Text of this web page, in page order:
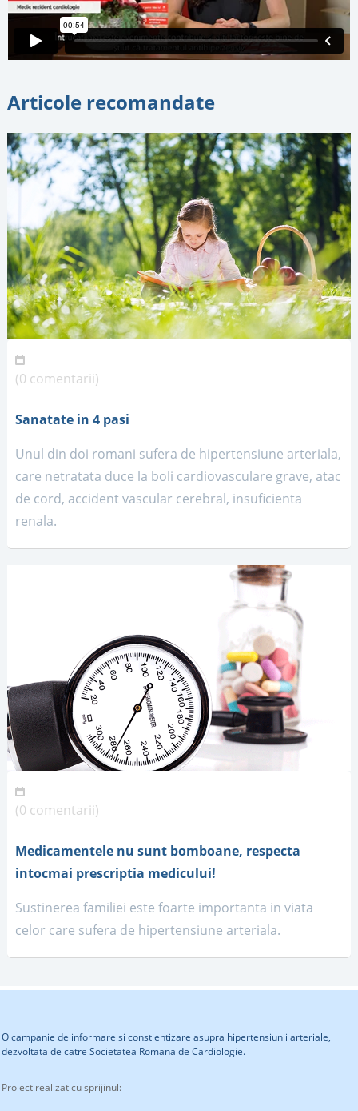
Articole recomandate
(0 comentarii)
Sanatate in 4 pasi
Unul din doi romani sufera de hipertensiune arteriala,
care netratata duce la boli cardiovasculare grave, atac
de cord, accident vascular cerebral, insuficienta
renala.
(0 comentarii)
Medicamentele nu sunt bomboane, respecta
intocmai prescriptia medicului!
Sustinerea familiei este foarte importanta in viata
celor care sufera de hipertensiune arteriala.
O campanie de informare si constientizare asupra hipertensiunii arteriale,
dezvoltata de catre Societatea Romana de Cardiologie.
Proiect realizat cu sprijinul: